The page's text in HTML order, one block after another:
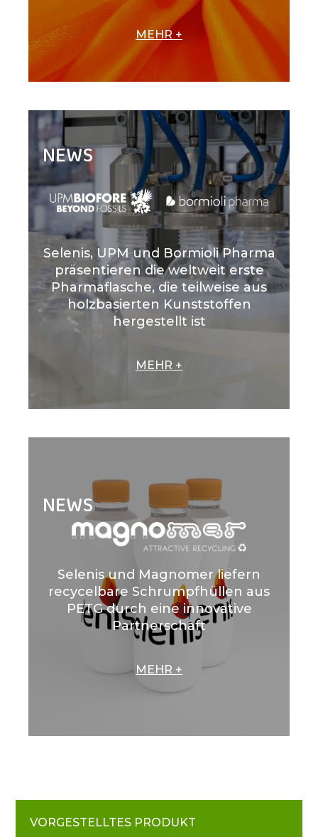
MEHR +
NEWS
Selenis, UPM und Bormioli Pharma
präsentieren die weltweit erste
Pharmaflasche, die teilweise aus
holzbasierten Kunststoffen
hergestellt ist
MEHR +
NEWS
Selenis und Magnomer liefern
recycelbare Schrumpfhüllen aus
PETG durch eine innovative
Partnerschaft
MEHR +
VORGESTELLTES PRODUKT